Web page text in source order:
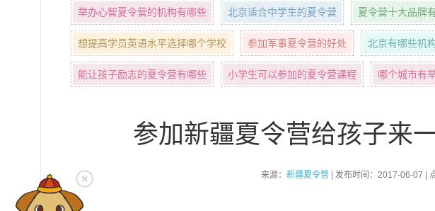
举办心智夏令营的机构有哪些 北京适合中学生的夏令营 夏令营十大品牌
想提高学员英语水平选择哪个学校 参加军事夏令营的好处 北京有哪些机
能让孩子励志的夏令营有哪些 小学生可以参加的夏令营课程 哪个城市有
参加新疆夏令营给孩子来
来源： 新疆夏令营 | 发布时间：2017-06-07 |